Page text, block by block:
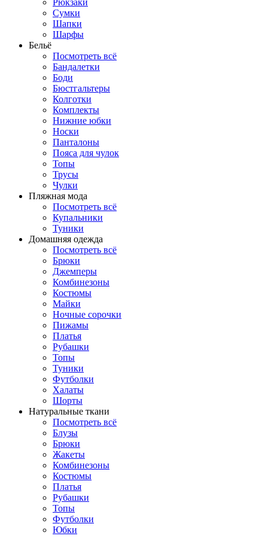
Сумки
Шапки
Шарфы
Бельё
Посмотреть всё
Бандалетки
Боди
Бюстгальтеры
Колготки
Комплекты
Нижние юбки
Носки
Панталоны
Поясa для чулок
Топы
Трусы
Чулки
Пляжная мода
Посмотреть всё
Купальники
Туники
Домашняя одежда
Посмотреть всё
Брюки
Джемперы
Комбинезоны
Костюмы
Майки
Ночные сорочки
Пижамы
Платья
Рубашки
Топы
Туники
Футболки
Халаты
Шорты
Натуральные ткани
Посмотреть всё
Блузы
Брюки
Жакеты
Комбинезоны
Костюмы
Платья
Рубашки
Топы
Футболки
Юбки